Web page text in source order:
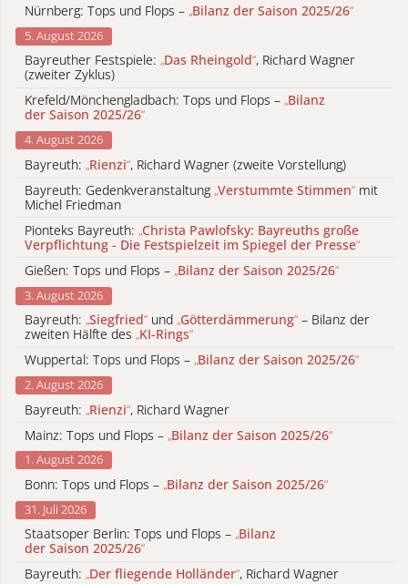
Nürnberg: Tops und Flops – „Bilanz der Saison 2025/26“
5. August 2026
Bayreuther Festspiele: „Das Rheingold“, Richard Wagner
(zweiter Zyklus)
Krefeld/Mönchengladbach: Tops und Flops – „Bilanz
der Saison 2025/26“
4. August 2026
Bayreuth: „Rienzi“, Richard Wagner (zweite Vorstellung)
Bayreuth: Gedenkveranstaltung „Verstummte Stimmen“ mit
Michel Friedman
Pionteks Bayreuth: „Christa Pawlofsky: Bayreuths große
Verpflichtung - Die Festspielzeit im Spiegel der Presse“
Gießen: Tops und Flops – „Bilanz der Saison 2025/26“
3. August 2026
Bayreuth: „Siegfried“ und „Götterdämmerung“ – Bilanz der
zweiten Hälfte des „KI-Rings“
Wuppertal: Tops und Flops – „Bilanz der Saison 2025/26“
2. August 2026
Bayreuth: „Rienzi“, Richard Wagner
Mainz: Tops und Flops – „Bilanz der Saison 2025/26“
1. August 2026
Bonn: Tops und Flops – „Bilanz der Saison 2025/26“
31. Juli 2026
Staatsoper Berlin: Tops und Flops – „Bilanz
der Saison 2025/26“
Bayreuth: „Der fliegende Holländer“, Richard Wagner